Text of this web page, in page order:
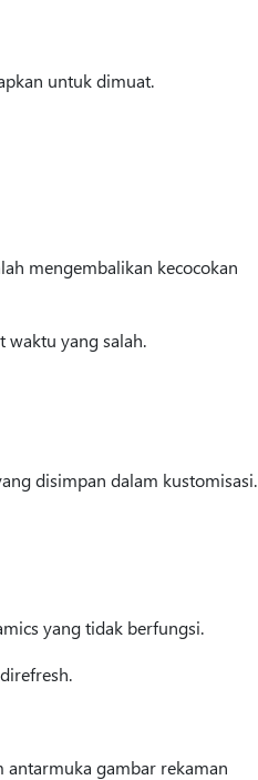
untuk dimuat.
mengembalikan kecocokan
yang salah.
disimpan dalam kustomisasi.
yang tidak berfungsi.
antarmuka gambar rekaman